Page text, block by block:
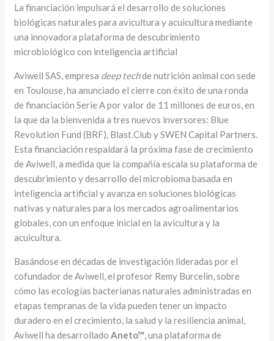
La financiación impulsará el desarrollo de soluciones
biológicas naturales para avicultura y acuicultura mediante
una innovadora plataforma de descubrimiento
microbiológico con inteligencia artificial
Aviwell SAS, empresa deep techde nutrición animal con sede
en Toulouse, ha anunciado el cierre con éxito de una ronda
de financiación Serie A por valor de 11 millones de euros, en
la que da la bienvenida a tres nuevos inversores: Blue
Revolution Fund (BRF), Blast.Club y SWEN Capital Partners.
Esta financiación respaldará la próxima fase de crecimiento
de Aviwell, a medida que la compañía escala su plataforma de
descubrimiento y desarrollo del microbioma basada en
inteligencia artificial y avanza en soluciones biológicas
nativas y naturales para los mercados agroalimentarios
globales, con un enfoque inicial en la avicultura y la
acuicultura.
Basándose en décadas de investigación lideradas por el
cofundador de Aviwell, el profesor Remy Burcelin, sobre
cómo las ecologías bacterianas naturales administradas en
etapas tempranas de la vida pueden tener un impacto
duradero en el crecimiento, la salud y la resiliencia animal,
Aviwell ha desarrolladoAneto™, una plataforma de